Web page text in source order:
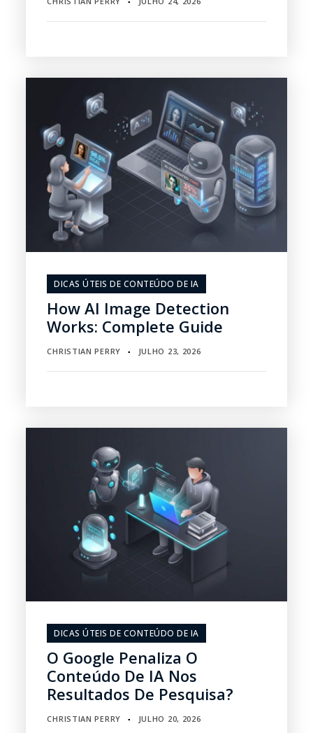
DICAS ÚTEIS DE CONTEÚDO DE IA
How AI Image Detection
Works: Complete Guide
CHRISTIAN PERRY ▪ JULHO 23, 2026
DICAS ÚTEIS DE CONTEÚDO DE IA
O Google Penaliza O
Conteúdo De IA Nos
Resultados De Pesquisa?
CHRISTIAN PERRY ▪ JULHO 20, 2026